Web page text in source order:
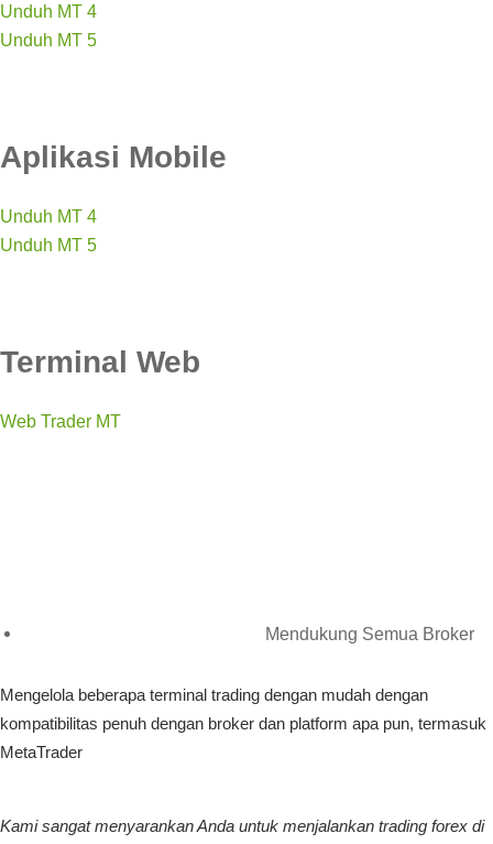
Unduh MT 4
Unduh MT 5
Aplikasi Mobile
Unduh MT 4
Unduh MT 5
Terminal Web
Web Trader MT
Mendukung Semua Broker
Mengelola beberapa terminal trading dengan mudah dengan
kompatibilitas penuh dengan broker dan platform apa pun, termasuk
MetaTrader
Kami sangat menyarankan Anda untuk menjalankan trading forex di